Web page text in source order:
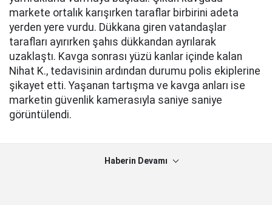
markete ortalık karışırken taraflar birbirini adeta
yerden yere vurdu. Dükkana giren vatandaşlar
tarafları ayırırken şahıs dükkandan ayrılarak
uzaklaştı. Kavga sonrası yüzü kanlar içinde kalan
Nihat K., tedavisinin ardından durumu polis ekiplerine
şikayet etti. Yaşanan tartışma ve kavga anları ise
marketin güvenlik kamerasıyla saniye saniye
görüntülendi.
Haberin Devamı